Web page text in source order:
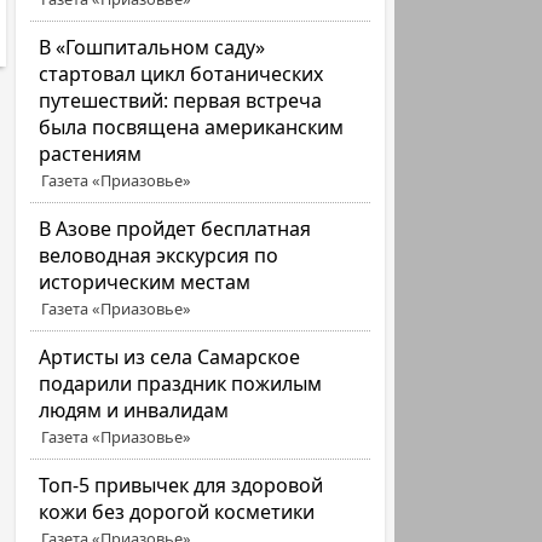
В «Гошпитальном саду»
стартовал цикл ботанических
путешествий: первая встреча
была посвящена американским
растениям
Газета «Приазовье»
В Азове пройдет бесплатная
веловодная экскурсия по
историческим местам
Газета «Приазовье»
Артисты из села Самарское
подарили праздник пожилым
людям и инвалидам
Газета «Приазовье»
Топ-5 привычек для здоровой
кожи без дорогой косметики